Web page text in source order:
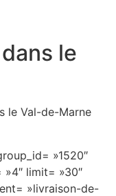
le
le Val-de-Marne
»1520″
limit= »30″
»livraison-de-